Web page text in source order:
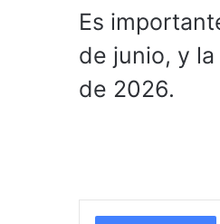
Es
de junio, y
de 2026.